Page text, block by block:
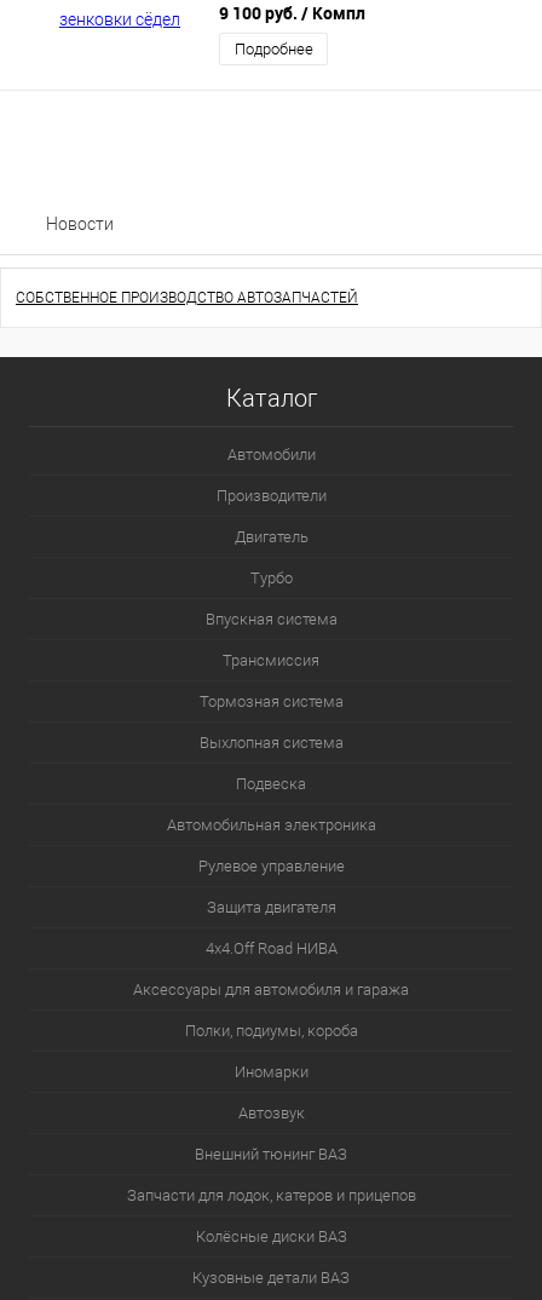
9 100 руб. / Компл
Подробнее
Новости
СОБСТВЕННОЕ ПРОИЗВОДСТВО АВТОЗАПЧАСТЕЙ
Каталог
Автомобили
Производители
Двигатель
Турбо
Впускная система
Трансмиссия
Тормозная система
Выхлопная система
Подвеска
Автомобильная электроника
Рулевое управление
Защита двигателя
4х4.Off Road НИВА
Аксессуары для автомобиля и гаража
Полки, подиумы, короба
Иномарки
Автозвук
Внешний тюнинг ВАЗ
Запчасти для лодок, катеров и прицепов
Колёсные диски ВАЗ
Кузовные детали ВАЗ